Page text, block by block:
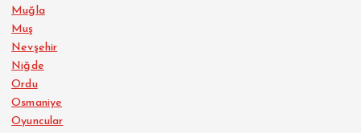
Muğla
Muş
Nevşehir
Niğde
Ordu
Osmaniye
Oyuncular